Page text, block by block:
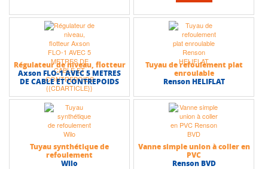
Régulateur de niveau, flotteur
Axson FLO-1 AVEC 5 METRES
DE CABLE ET CONTREPOIDS
Tuyau de refoulement plat
enroulable
Renson HELIFLAT
Tuyau synthétique de
refoulement
Wilo
Vanne simple union à coller en
PVC
Renson BVD